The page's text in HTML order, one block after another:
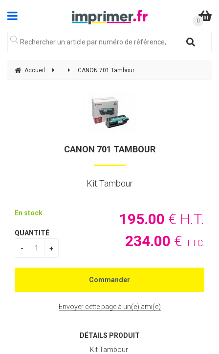
Accueil CANON 701 Tambour
CANON 701 TAMBOUR
Kit Tambour
195.00 € H.T.
234.00 € T.T.C.
En stock
QUANTITÉ
Envoyer cette page à un(e) ami(e)
DÉTAILS PRODUIT
Kit Tambour